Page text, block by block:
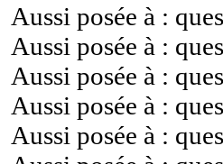
Aussi posée à :
Aussi posée à :
Aussi posée à :
Aussi posée à :
Aussi posée à :